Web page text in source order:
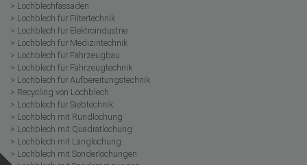
> Lochblechfassaden
> Lochblech für Filtertechnik
> Lochblech für Elektroindustrie
> Lochblech für Medizintechnik
> Lochblech für Fahrzeugbau
> Lochblech für Fahrzeugtechnik
> Lochblech für Aufbereitungstechnik
> Recycling von Lochblech
> Lochblech für Siebtechnik
> Lochblech mit Rundlochung
> Lochblech mit Quadratlochung
> Lochblech mit Langlochung
> Lochblech mit Sonderlochungen